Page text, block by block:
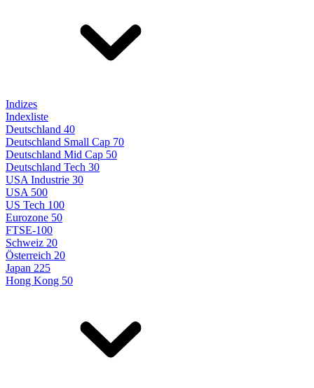
Indizes
Indexliste
Deutschland 40
Deutschland Small Cap 70
Deutschland Mid Cap 50
Deutschland Tech 30
USA Industrie 30
USA 500
US Tech 100
Eurozone 50
FTSE-100
Schweiz 20
Österreich 20
Japan 225
Hong Kong 50